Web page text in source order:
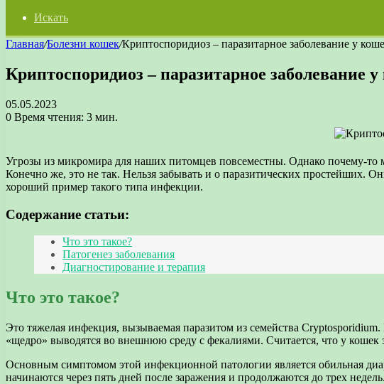
Искать
Главная/Болезни кошек/Криптоспоридиоз – паразитарное заболевание у
Криптоспоридиоз – паразитарное заболевание
05.05.2023
0 Время чтения: 3 мин.
Угрозы из микромира для наших питомцев повсеместны. Однако почему-
Конечно же, это не так. Нельзя забывать и о паразитических простейших.
хороший пример такого типа инфекции.
Содержание статьи:
Что это такое?
Патогенез заболевания
Диагностирование и терапия
Что это такое?
Это тяжелая инфекция, вызываемая паразитом из семейства
«щедро» выводятся во внешнюю среду с фекалиями. Считается, что у
Основным симптомом этой инфекционной патологии является обильная
начинаются через пять дней после заражения и продолжаются до трех